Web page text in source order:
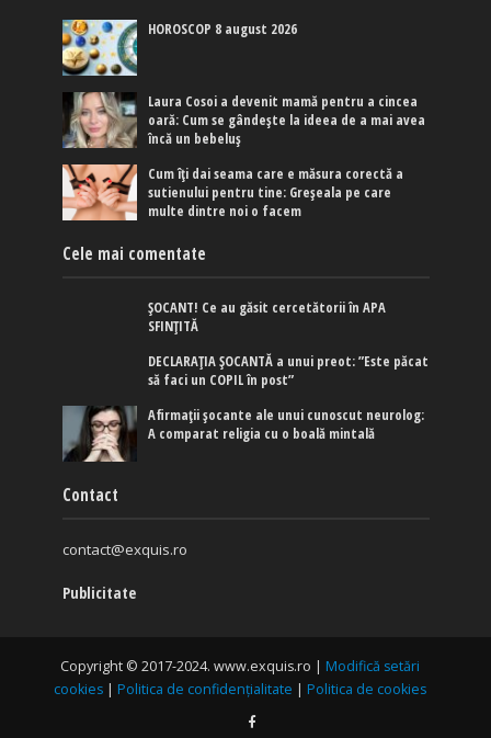
HOROSCOP 8 august 2026
Laura Cosoi a devenit mamă pentru a cincea
oară: Cum se gândește la ideea de a mai avea
încă un bebeluș
Cum îți dai seama care e măsura corectă a
sutienului pentru tine: Greșeala pe care
multe dintre noi o facem
Cele mai comentate
ȘOCANT! Ce au găsit cercetătorii în APA
SFINȚITĂ
DECLARAȚIA ȘOCANTĂ a unui preot: ”Este păcat
să faci un COPIL în post”
Afirmaţii şocante ale unui cunoscut neurolog:
A comparat religia cu o boală mintală
Contact
contact@exquis.ro
Publicitate
Copyright © 2017-2024. www.exquis.ro | Modifică setări
cookies | Politica de confidențialitate | Politica de cookies